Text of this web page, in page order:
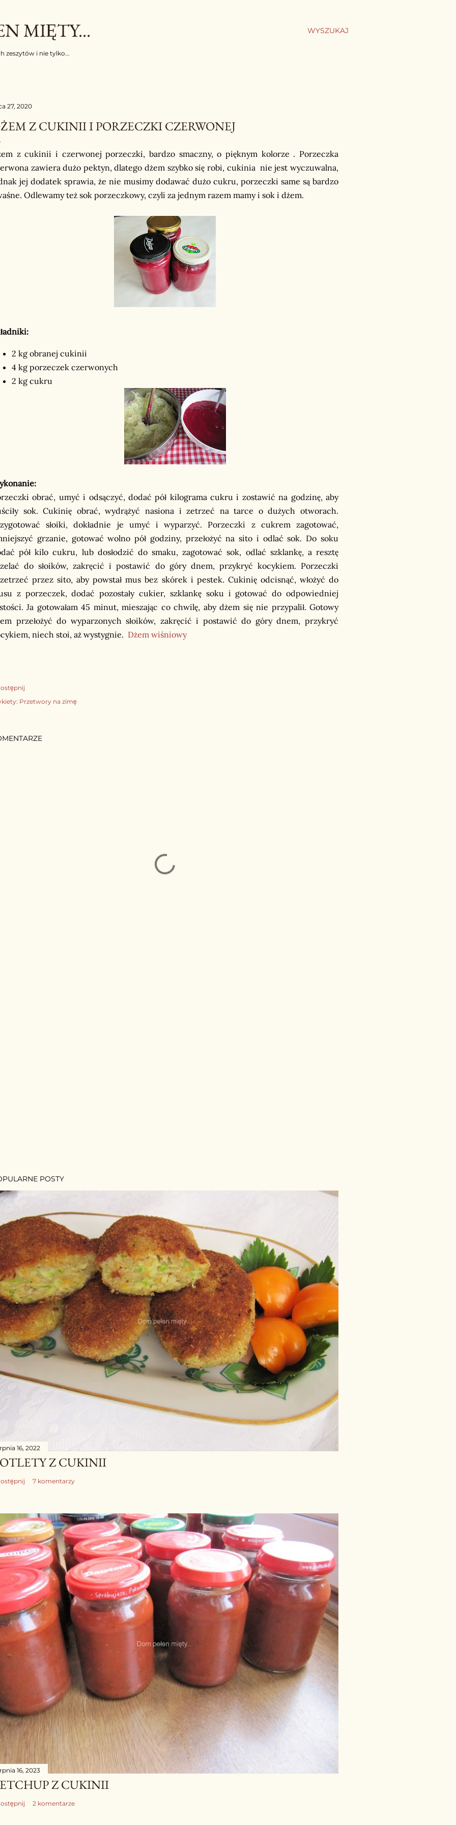
WYSZUKAJ
MIĘTY...
zeszytów i nie tylko...
27, 2020
Z CUKINII I PORZECZKI CZERWONEJ
z cukinii i czerwonej porzeczki, bardzo smaczny, o pięknym kolorze . Porzeczka
zawiera dużo pektyn, dlatego dżem szybko się robi, cukinia nie jest wyczuwalna,
jej dodatek sprawia, że nie musimy dodawać dużo cukru, porzeczki same są bardzo
Odlewamy też sok porzeczkowy, czyli za jednym razem mamy i sok i dżem.
2 kg obranej cukinii
4 kg porzeczek czerwonych
2 kg cukru
obrać, umyć i odsączyć, dodać pół kilograma cukru i zostawić na godzinę, aby
sok. Cukinię obrać, wydrążyć nasiona i zetrzeć na tarce o dużych otworach.
słoiki, dokładnie je umyć i wyparzyć. Porzeczki z cukrem zagotować,
grzanie, gotować wolno pół godziny, przełożyć na sito i odlać sok. Do soku
pół kilo cukru, lub dosłodzić do smaku, zagotować sok, odlać szklankę, a resztę
do słoików, zakręcić i postawić do góry dnem, przykryć kocykiem. Porzeczki
przez sito, aby powstał mus bez skórek i pestek. Cukinię odcisnąć, włożyć do
z porzeczek, dodać pozostały cukier, szklankę soku i gotować do odpowiedniej
Ja gotowałam 45 minut, mieszając co chwilę, aby dżem się nie przypalił. Gotowy
przełożyć do wyparzonych słoików, zakręcić i postawić do góry dnem, przykryć
niech stoi, aż wystygnie. Dżem wiśniowy
Przetwory na zimę
POSTY
16, 2022
Z CUKINII
7 komentarzy
16, 2023
Z CUKINII
2 komentarze